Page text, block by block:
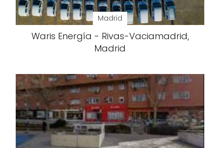
Madrid
Waris Energía - Rivas-Vaciamadrid,
Madrid